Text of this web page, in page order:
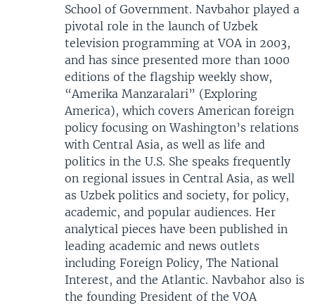
School of Government. Navbahor played a
pivotal role in the launch of Uzbek
television programming at VOA in 2003,
and has since presented more than 1000
editions of the flagship weekly show,
“Amerika Manzaralari” (Exploring
America), which covers American foreign
policy focusing on Washington’s relations
with Central Asia, as well as life and
politics in the U.S. She speaks frequently
on regional issues in Central Asia, as well
as Uzbek politics and society, for policy,
academic, and popular audiences. Her
analytical pieces have been published in
leading academic and news outlets
including Foreign Policy, The National
Interest, and the Atlantic. Navbahor also is
the founding President of the VOA